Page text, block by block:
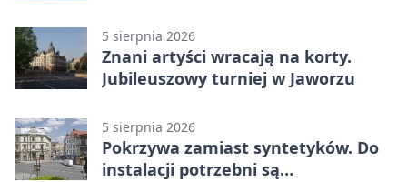
5 sierpnia 2026
Znani artyści wracają na korty.
Jubileuszowy turniej w Jaworzu
5 sierpnia 2026
Pokrzywa zamiast syntetyków. Do
instalacji potrzebni są